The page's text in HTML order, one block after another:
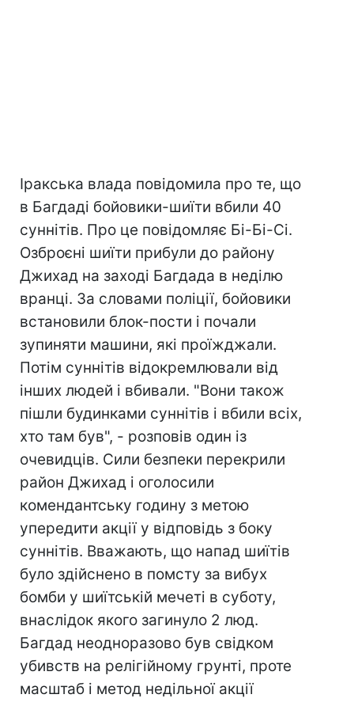
Іракська влада повідомила про те, що
в Багдаді бойовики-шиїти вбили 40
суннітів. Про це повідомляє Бі-Бі-Сі.
Озброєні шиїти прибули до району
Джихад на заході Багдада в неділю
вранці. За словами поліції, бойовики
встановили блок-пости і почали
зупиняти машини, які проїжджали.
Потім суннітів відокремлювали від
інших людей і вбивали. "Вони також
пішли будинками суннітів і вбили всіх,
хто там був", - розповів один із
очевидців. Сили безпеки перекрили
район Джихад і оголосили
комендантську годину з метою
упередити акції у відповідь з боку
суннітів. Вважають, що напад шиїтів
було здійснено в помсту за вибух
бомби у шиїтській мечеті в суботу,
внаслідок якого загинуло 2 люд.
Багдад неодноразово був свідком
убивств на релігійному грунті, проте
масштаб і метод недільної акції